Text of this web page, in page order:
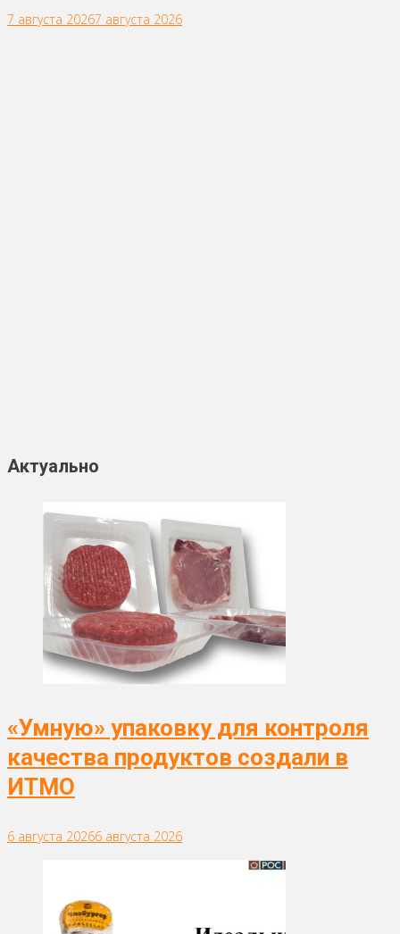
7 августа 20267 августа 2026
Актуально
«Умную» упаковку для контроля
качества продуктов создали в
ИТМО
6 августа 20266 августа 2026